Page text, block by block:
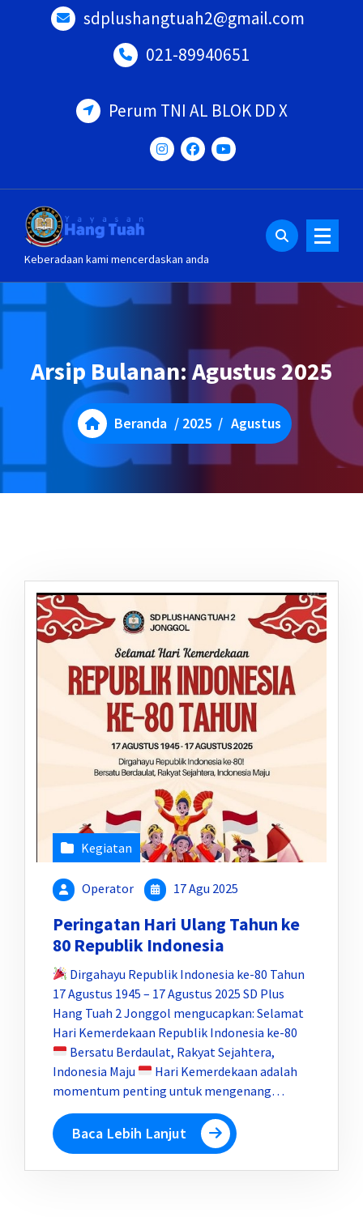
sdplushangtuah2@gmail.com
021-89940651
Perum TNI AL BLOK DD X
Keberadaan kami mencerdaskan anda
Arsip Bulanan: Agustus 2025
Beranda / 2025 / Agustus
Kegiatan
Operator 17 Agu 2025
Peringatan Hari Ulang Tahun ke
80 Republik Indonesia
Dirgahayu Republik Indonesia ke-80 Tahun
17 Agustus 1945 – 17 Agustus 2025 SD Plus
Hang Tuah 2 Jonggol mengucapkan: Selamat
Hari Kemerdekaan Republik Indonesia ke-80
Bersatu Berdaulat, Rakyat Sejahtera,
Indonesia Maju
Hari Kemerdekaan adalah
momentum penting untuk mengenang…
Baca Lebih Lanjut